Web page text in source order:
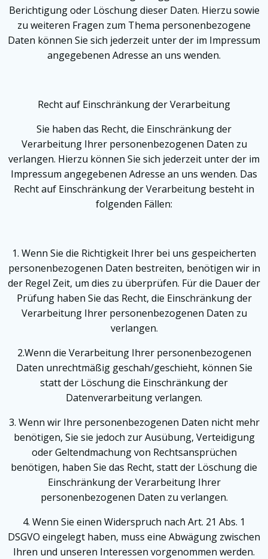
Berichtigung oder Löschung dieser Daten. Hierzu sowie
zu weiteren Fragen zum Thema personenbezogene
Daten können Sie sich jederzeit unter der im Impressum
angegebenen Adresse an uns wenden.
Recht auf Einschränkung der Verarbeitung
Sie haben das Recht, die Einschränkung der
Verarbeitung Ihrer personenbezogenen Daten zu
verlangen. Hierzu können Sie sich jederzeit unter der im
Impressum angegebenen Adresse an uns wenden. Das
Recht auf Einschränkung der Verarbeitung besteht in
folgenden Fällen:
1. Wenn Sie die Richtigkeit Ihrer bei uns gespeicherten
personenbezogenen Daten bestreiten, benötigen wir in
der Regel Zeit, um dies zu überprüfen. Für die Dauer der
Prüfung haben Sie das Recht, die Einschränkung der
Verarbeitung Ihrer personenbezogenen Daten zu
verlangen.
2.Wenn die Verarbeitung Ihrer personenbezogenen
Daten unrechtmäßig geschah/geschieht, können Sie
statt der Löschung die Einschränkung der
Datenverarbeitung verlangen.
3. Wenn wir Ihre personenbezogenen Daten nicht mehr
benötigen, Sie sie jedoch zur Ausübung, Verteidigung
oder Geltendmachung von Rechtsansprüchen
benötigen, haben Sie das Recht, statt der Löschung die
Einschränkung der Verarbeitung Ihrer
personenbezogenen Daten zu verlangen.
4. Wenn Sie einen Widerspruch nach Art. 21 Abs. 1
DSGVO eingelegt haben, muss eine Abwägung zwischen
Ihren und unseren Interessen vorgenommen werden.